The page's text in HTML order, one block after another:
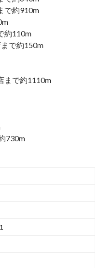
で約910m
約110m
で約150m
まで約1110m
730m